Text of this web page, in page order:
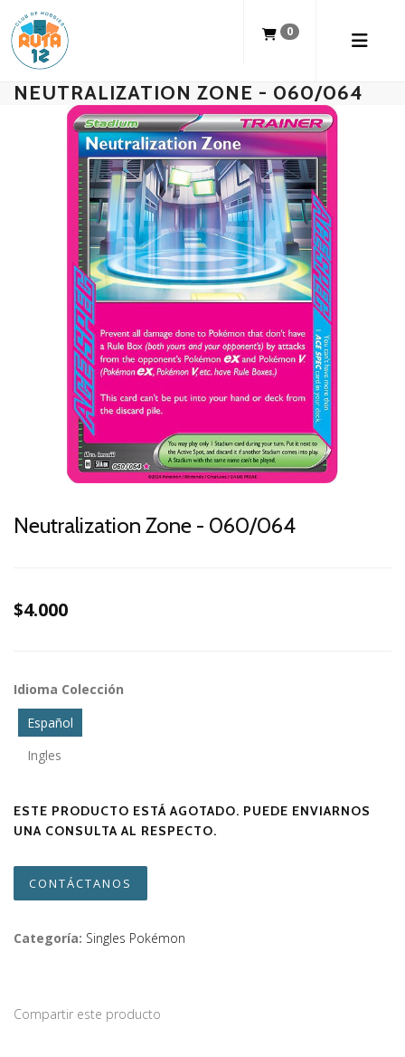
0
NEUTRALIZATION ZONE - 060/064
Neutralization Zone - 060/064
$4.000
Idioma Colección
Español
Ingles
ESTE PRODUCTO ESTÁ AGOTADO. PUEDE ENVIARNOS
UNA CONSULTA AL RESPECTO.
CONTÁCTANOS
Categoría: Singles Pokémon
Compartir este producto